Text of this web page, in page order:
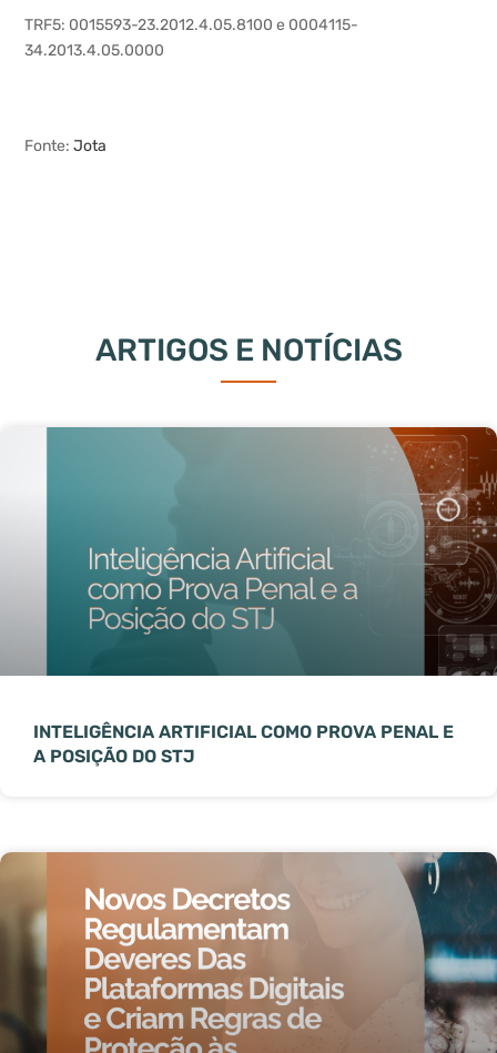
TRF5: 0015593-23.2012.4.05.8100 e 0004115-
34.2013.4.05.0000
Fonte:Jota
ARTIGOS E NOTÍCIAS
INTELIGÊNCIA ARTIFICIAL COMO PROVA PENAL E
A POSIÇÃO DO STJ